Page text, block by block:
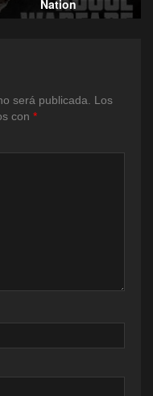
Nation
será publicada.
Los
con *